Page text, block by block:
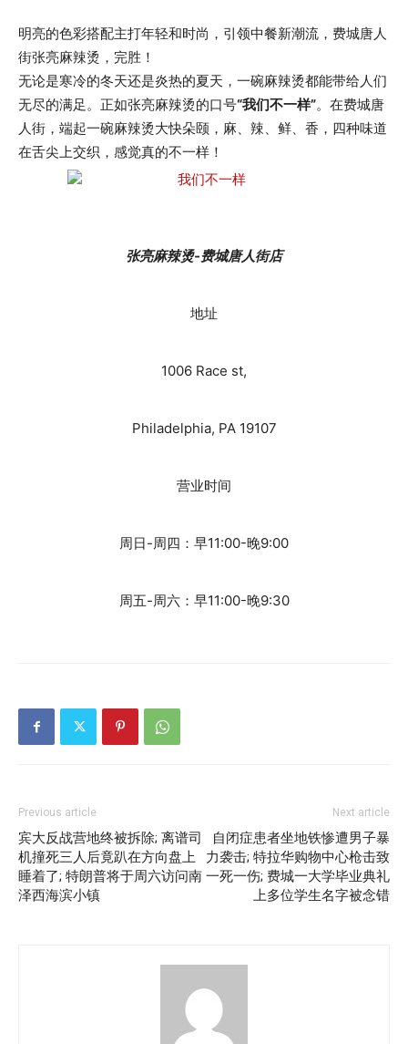
明亮的色彩搭配主打年轻和时尚，引领中餐新潮流，费城唐人
街张亮麻辣烫，完胜！
无论是寒冷的冬天还是炎热的夏天，一碗麻辣烫都能带给人们
无尽的满足。正如张亮麻辣烫的口号“我们不一样”。在费城唐
人街，端起一碗麻辣烫大快朵颐，麻、辣、鲜、香，四种味道
在舌尖上交织，感觉真的不一样！
张亮麻辣烫-费城唐人街店
地址
1006 Race st,
Philadelphia, PA 19107
营业时间
周日-周四：早11:00-晚9:00
周五-周六：早11:00-晚9:30
Previous article
宾大反战营地终被拆除; 离谱司
机撞死三人后竟趴在方向盘上
睡着了; 特朗普将于周六访问南
泽西海滨小镇
Next article
自闭症患者坐地铁惨遭男子暴
力袭击; 特拉华购物中心枪击致
一死一伤; 费城一大学毕业典礼
上多位学生名字被念错